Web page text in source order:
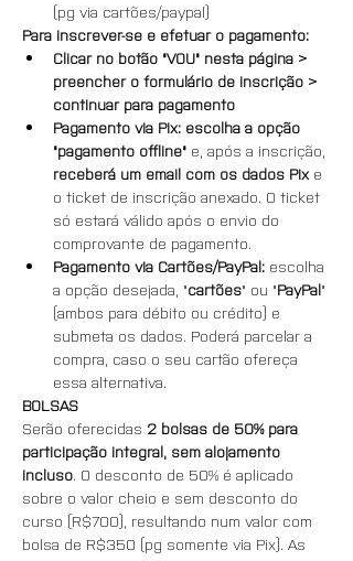
(pg via cartões/paypal)
Para inscrever-se e efetuar o pagamento:
Clicar no botão "VOU" nesta página >
preencher o formulário de inscrição >
continuar para pagamento
Pagamento via Pix: escolha a opção
"pagamento offline" e, após a inscrição,
receberá um email com os dados Pix e
o ticket de inscrição anexado. O ticket
só estará válido após o envio do
comprovante de pagamento.
Pagamento via Cartões/PayPal: escolha
a opção desejada, "cartões" ou "PayPal"
(ambos para débito ou crédito) e
submeta os dados. Poderá parcelar a
compra, caso o seu cartão ofereça
essa alternativa.
BOLSAS
Serão oferecidas 2 bolsas de 50% para
participação integral, sem alojamento
incluso. O desconto de 50% é aplicado
sobre o valor cheio e sem desconto do
curso (R$700), resultando num valor com
bolsa de R$350 (pg somente via Pix). As